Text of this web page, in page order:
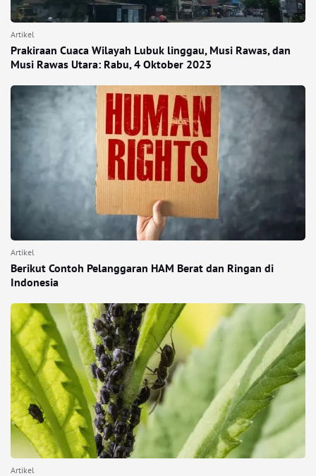
Artikel
Prakiraan Cuaca Wilayah Lubuk linggau, Musi Rawas, dan
Musi Rawas Utara: Rabu, 4 Oktober 2023
Artikel
Berikut Contoh Pelanggaran HAM Berat dan Ringan di
Indonesia
Artikel